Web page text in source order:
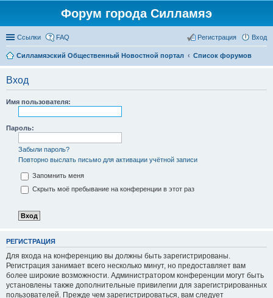
Форум города Силламяэ
Ссылки FAQ Вход
Регистрация
Силламяэский Общественный Новостной портал Список форумов
Вход
Имя пользователя:
Пароль:
Забыли пароль?
Повторно выслать письмо для активации учётной записи
Запомнить меня
Скрыть моё пребывание на конференции в этот раз
РЕГИСТРАЦИЯ
Для входа на конференцию вы должны быть зарегистрированы.
Регистрация занимает всего несколько минут, но предоставляет вам
более широкие возможности. Администратором конференции могут быть
установлены также дополнительные привилегии для зарегистрированных
пользователей. Прежде чем зарегистрироваться, вам следует